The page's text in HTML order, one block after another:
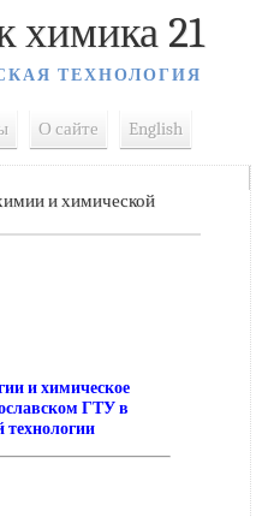
химика 21
ТЕХНОЛОГИЯ
О сайте English
и химической
и химическое
ГТУ в
технологии